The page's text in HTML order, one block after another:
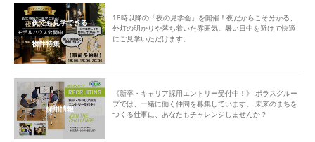
夜でも見学できる
物件特集
18時以降の「夜の見学会」を開催！夜だからこそ分かる、
外灯の明かりや落ち着いた雰囲気。暑い日中を避けて快適
にご見学いただけます。
採用情報
《新卒・キャリア採用エントリー受付中！》 ポラスグルー
プでは、一緒に働く仲間を募集しています。 未来のまちを
つくる仕事に、あなたもチャレンジしませんか？